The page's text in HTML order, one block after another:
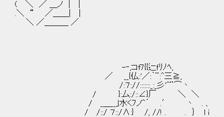
( ＼ ／ ＿ノ | |
.＼ “ ／＿＿| |
＼ ／＿＿＿ ／
-‐,コf7{{辷ｆﾘﾉﾍ,
／ __{仏:'／:｀¨:^三≧,
/:７://:::::::_:_彡'^¨⌒丶
/ }:厶:/::∠}厂 ＼ ＼
/ _＿__｣水くﾌノ^´ .′ 丶 . 、
/ /::/ ７::/∧:} /, //! . . ｝ l i